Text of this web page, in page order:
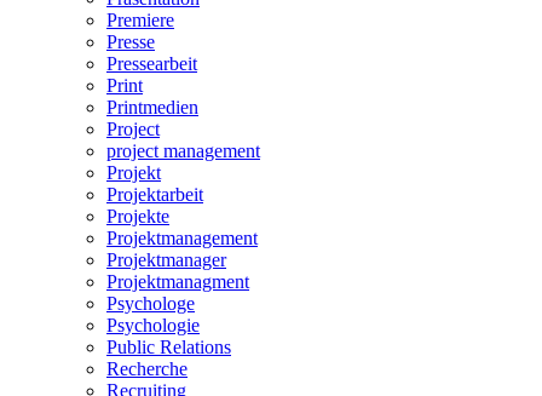
Premiere
Presse
Pressearbeit
Print
Printmedien
Project
project management
Projekt
Projektarbeit
Projekte
Projektmanagement
Projektmanager
Projektmanagment
Psychologe
Psychologie
Public Relations
Recherche
Recruiting